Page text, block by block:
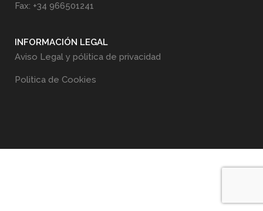
Fax: +34 966501241
INFORMACIÓN LEGAL
Aviso Legal y pólitica de privacidad
Politica de Cookies